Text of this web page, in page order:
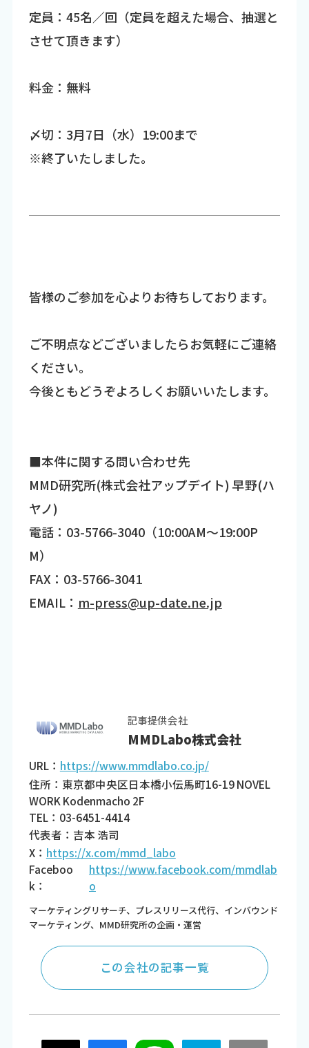
定員：45名／回（定員を超えた場合、抽選と
させて頂きます）
料金：無料
〆切：3月7日（水）19:00まで
※終了いたしました。
皆様のご参加を心よりお待ちしております。
ご不明点などございましたらお気軽にご連絡
ください。
今後ともどうぞよろしくお願いいたします。
■本件に関する問い合わせ先
MMD研究所(株式会社アップデイト) 早野(ハ
ヤノ)
電話：03-5766-3040（10:00AM～19:00P
M）
FAX：03-5766-3041
EMAIL： m-press@up-date.ne.jp
記事提供会社
MMDLabo株式会社
URL： https://www.mmdlabo.co.jp/
住所：東京都中央区日本橋小伝馬町16-19 NOVEL
WORK Kodenmacho 2F
TEL：03-6451-4414
代表者：吉本 浩司
X： https://x.com/mmd_labo
Faceboo
k：
https://www.facebook.com/mmdlab
o
マーケティングリサーチ、プレスリリース代行、インバウンド
マーケティング、MMD研究所の企画・運営
この会社の記事一覧